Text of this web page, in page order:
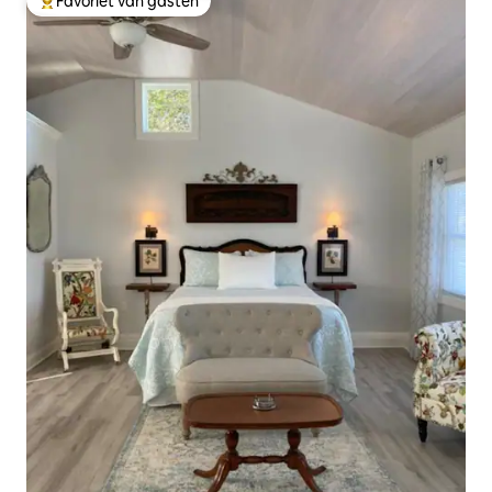
Topfavoriet van gasten